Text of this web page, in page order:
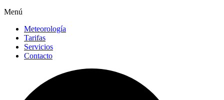
Menú
Meteorología
Tarifas
Servicios
Contacto